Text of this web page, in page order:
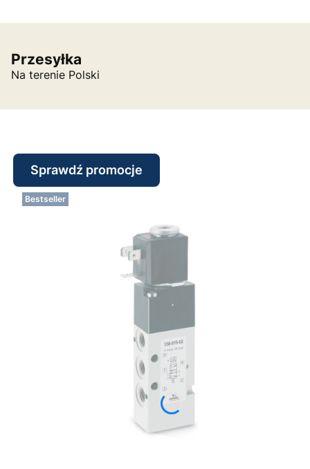
Przesyłka
Na terenie Polski
Sprawdź promocje
Bestseller